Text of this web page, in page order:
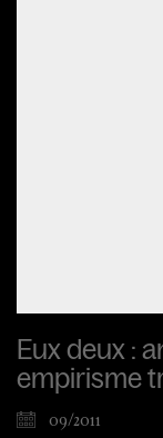
Eux deux :
empirisme
09/2011